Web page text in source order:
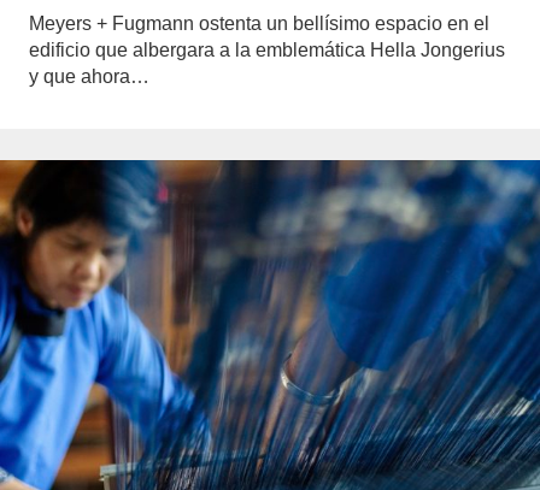
Meyers + Fugmann ostenta un bellísimo espacio en el
edificio que albergara a la emblemática Hella Jongerius
y que ahora…